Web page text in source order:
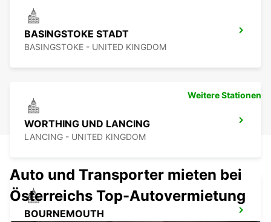
BASINGSTOKE STADT
BASINGSTOKE - UNITED KINGDOM
WORTHING UND LANCING
LANCING - UNITED KINGDOM
BOURNEMOUTH
Weitere Stationen
Auto und Transporter mieten bei
Österreichs Top-Autovermietung